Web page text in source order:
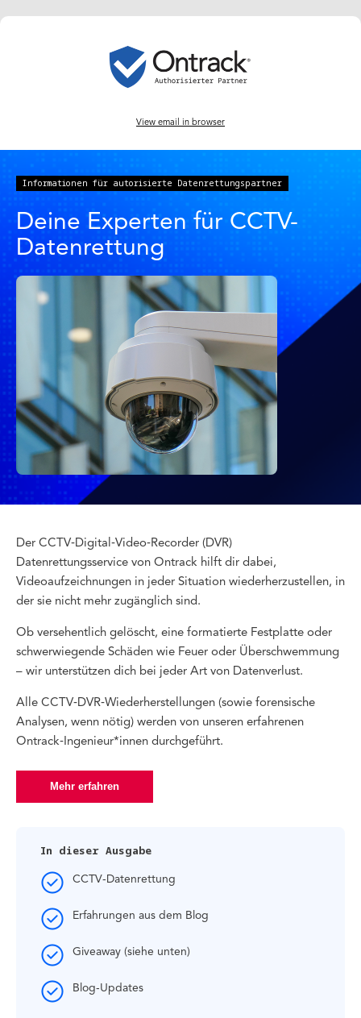
View email in browser
Informationen für autorisierte Datenrettungspartner
Deine Experten für CCTV-
Datenrettung
Der CCTV‑Digital‑Video‑Recorder (DVR)
Datenrettungsservice von Ontrack hilft dir dabei,
Videoaufzeichnungen in jeder Situation wiederherzustellen, in
der sie nicht mehr zugänglich sind.
Ob versehentlich gelöscht, eine formatierte Festplatte oder
schwerwiegende Schäden wie Feuer oder Überschwemmung
– wir unterstützen dich bei jeder Art von Datenverlust.
Alle CCTV‑DVR‑Wiederherstellungen (sowie forensische
Analysen, wenn nötig) werden von unseren erfahrenen
Ontrack‑Ingenieur*innen durchgeführt.
Mehr erfahren
In dieser Ausgabe
CCTV‑Datenrettung
Erfahrungen aus dem Blog
Giveaway (siehe unten)
Blog‑Updates